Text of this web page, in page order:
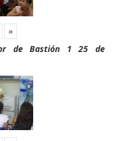
»
de Bastión 1 25 de